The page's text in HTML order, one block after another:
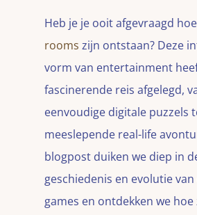
Heb je je ooit afgevraagd hoe
rooms zijn ontstaan? Deze
vorm van entertainment
fascinerende reis afgelegd,
eenvoudige digitale puzzels
meeslepende real-life
blogpost duiken we diep in
geschiedenis en evolutie van
games en ontdekken we hoe